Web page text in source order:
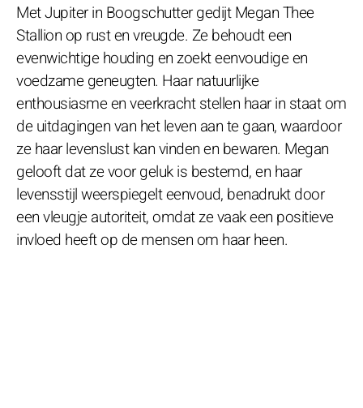
Met Jupiter in Boogschutter gedijt Megan Thee
Stallion op rust en vreugde. Ze behoudt een
evenwichtige houding en zoekt eenvoudige en
voedzame geneugten. Haar natuurlijke
enthousiasme en veerkracht stellen haar in staat om
de uitdagingen van het leven aan te gaan, waardoor
ze haar levenslust kan vinden en bewaren. Megan
gelooft dat ze voor geluk is bestemd, en haar
levensstijl weerspiegelt eenvoud, benadrukt door
een vleugje autoriteit, omdat ze vaak een positieve
invloed heeft op de mensen om haar heen.